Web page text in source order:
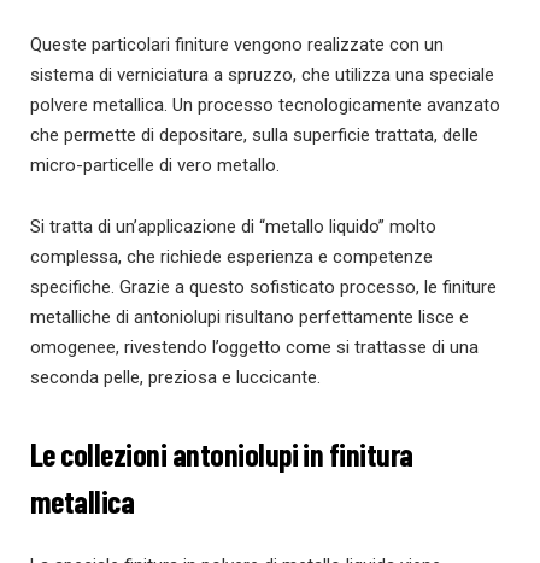
Queste particolari finiture vengono realizzate con un
sistema di verniciatura a spruzzo, che utilizza una speciale
polvere metallica. Un processo tecnologicamente avanzato
che permette di depositare, sulla superficie trattata, delle
micro-particelle di vero metallo.
Si tratta di un’applicazione di “metallo liquido” molto
complessa, che richiede esperienza e competenze
specifiche. Grazie a questo sofisticato processo, le finiture
metalliche di antoniolupi risultano perfettamente lisce e
omogenee, rivestendo l’oggetto come si trattasse di una
seconda pelle, preziosa e luccicante.
Le collezioni antoniolupi in finitura
metallica